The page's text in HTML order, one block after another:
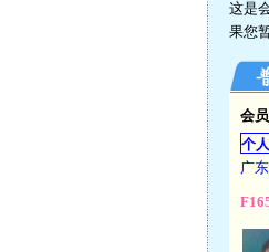
这是
果您
会
个
广